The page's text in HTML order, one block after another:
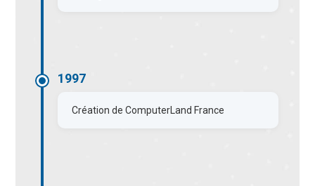
1997
Création de ComputerLand France